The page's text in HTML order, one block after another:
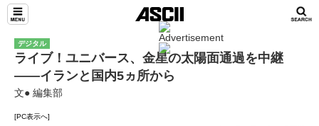
デジタル
ライブ！ユニバース、金星の太陽面通過を中継
――イランと国内5ヵ所から
文● 編集部
[PC表示へ]